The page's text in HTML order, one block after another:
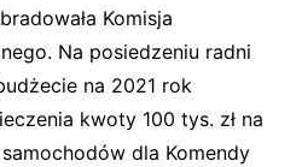
Komisja
Na posiedzeniu radni
na 2021 rok
kwoty 100 tys. zł na
dla Komendy